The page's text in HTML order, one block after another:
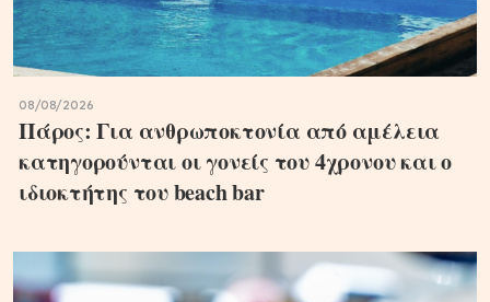
08/08/2026
Πάρος: Για ανθρωποκτονία από αμέλεια
κατηγορούνται οι γονείς του 4χρονου και ο
ιδιοκτήτης του beach bar